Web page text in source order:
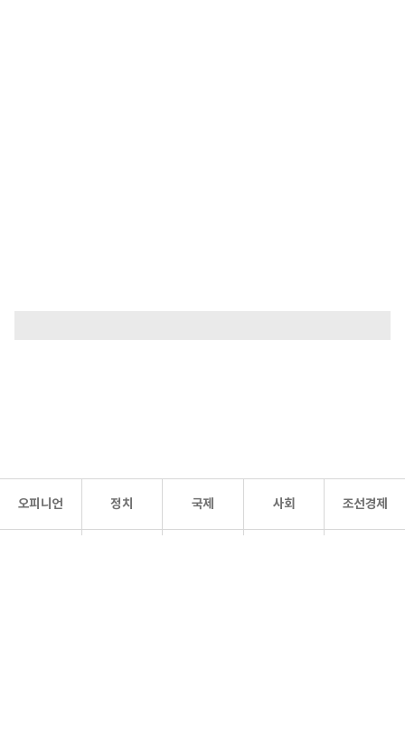
오피니언 정치 국제 사회 조선경제